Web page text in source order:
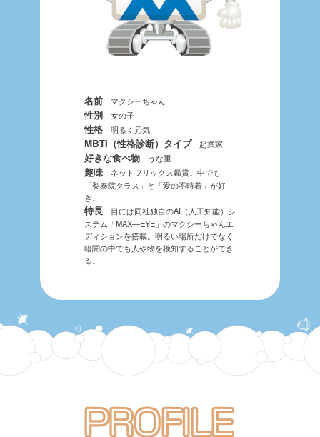
名前マクシーちゃん
性別 女の子
性格明るく元気
MBTI（性格診断）タイプ起業家
好きな食べ物うな重
趣味ネットフリックス鑑賞。中でも
「梨泰院クラス」と「愛の不時着」が好
き。
特長目には同社独自のAI（人工知能）シ
ステム「MAX―EYE」のマクシーちゃんエ
ディションを搭載。明るい場所だけでなく
暗闇の中でも人や物を検知することができ
る。